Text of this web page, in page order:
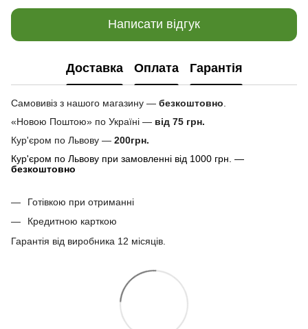
Написати відгук
Доставка Оплата Гарантія
Самовивіз з нашого магазину — безкоштовно
«Новою Поштою» по Україні — від 75 грн.
Кур'єром по Львову — 200грн.
Кур'єром по Львову при замовленні від 1000 грн. —
безкоштовно
Готівкою при отриманні
Кредитною карткою
Гарантія від виробника 12 місяців.